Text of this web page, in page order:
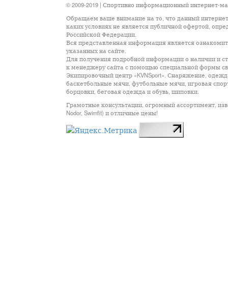
© 2009-2019 | Спортивно информационный интернет-
Обращаем ваше внимание на то, что данный
каких условиях не является публичной офертой,
Российской Федерации.
Вся представленная информация является
указанных на сайте.
Для получения подробной информации о наличии и
к менеджеру сайта с помощью специальной формы
Экипировочный центр «KVNSport». Снаряжение,
баскетбольные мячи, футбольные мячи, игровая
борцовки, беговая одежда и обувь, шиповки.
Грамотные консультации, огромный ассортимент,
Nodor, Swimfit) и отличные цены!